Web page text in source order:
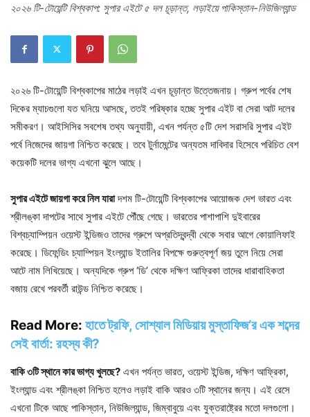
২০২৬ টি-টোয়েন্টি বিশ্বকাপ: সুপার এইটে ৫ দল চূড়ান্ত, লড়াইয়ে পাকিস্তান-নিউজিল্যান্ড
২০২৬ টি-টোয়েন্টি বিশ্বকাপের মাঠের লড়াই এখন চূড়ান্ত উত্তেজনায়। গ্রুপ পর্বের শেষ
দিকের ম্যাচগুলো যত ঘনিয়ে আসছে, ততই পরিষ্কার হচ্ছে সুপার এইট বা সেরা আট দলের
সমীকরণ। আইসিসির সবশেষ তথ্য অনুযায়ী, এখন পর্যন্ত ৫টি দেশ সরাসরি সুপার এইট
পর্বে নিজেদের জায়গা নিশ্চিত করেছে। তবে টুর্নামেন্টের অন্যতম দাবিদার হিসেবে পরিচিত বেশ
কয়েকটি দলের ভাগ্য এখনো ঝুলে আছে।
সুপার এইটে জায়গা করে নিল যারাদশম টি-টোয়েন্টি বিশ্বকাপের আয়োজক দেশ ভারত এবং
শ্রীলঙ্কা দাপটের সাথে সুপার এইটে পৌঁছে গেছে। ভারতের পাশাপাশি দুইবারের
বিশ্বচ্যাম্পিয়ন ওয়েস্ট ইন্ডিজও তাদের গ্রুপে অপ্রতিদ্বন্দ্বী থেকে সবার আগে কোয়ালিফাই
করেছে। ডিফেন্ডিং চ্যাম্পিয়ন ইংল্যান্ড ইতালির বিপক্ষে গুরুত্বপূর্ণ জয় তুলে নিয়ে সেরা
আটে নাম লিখিয়েছে। অন্যদিকে গ্রুপ ‘ডি’ থেকে দক্ষিণ আফ্রিকা তাদের ধারাবাহিকতা
বজায় রেখে পরবর্তী রাউন্ড নিশ্চিত করেছে।
Read More: হাতে ট্রফি, সোশ্যাল মিডিয়ায় মুস্তাফিজ’র এক শব্দের
সেই বার্তা: রহস্য কী?
বাকি ৩টি স্থানে কার ভাগ্য খুলছে? এখন পর্যন্ত ভারত, ওয়েস্ট ইন্ডিজ, দক্ষিণ আফ্রিকা,
ইংল্যান্ড এবং শ্রীলঙ্কা নিশ্চিত হলেও লড়াই বাকি আরও ৩টি স্থানের জন্য। এই রেসে
এখনো টিকে আছে পাকিস্তান, নিউজিল্যান্ড, জিম্বাবুয়ে এবং যুক্তরাষ্ট্রের মতো দলগুলো।